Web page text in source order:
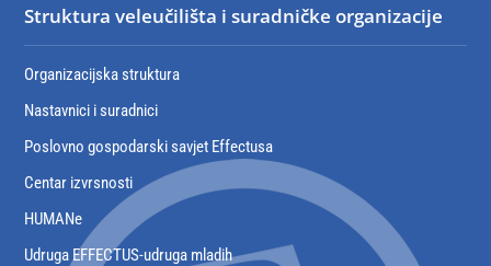
Struktura veleučilišta i suradničke organizacije
Organizacijska struktura
Nastavnici i suradnici
Poslovno gospodarski savjet Effectusa
Centar izvrsnosti
HUMANe
Udruga EFFECTUS-udruga mladih